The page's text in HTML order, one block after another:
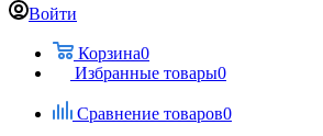
Войти
Корзина0
Избранные товары0
Сравнение товаров0